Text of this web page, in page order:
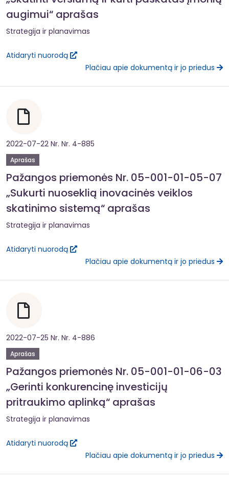
augimui“ aprašas
Strategija ir planavimas
Atidaryti nuorodą
Plačiau apie dokumentą ir jo priedus
2022-07-22 Nr. Nr. 4-885
Aprašas
Pažangos priemonės Nr. 05-001-01-05-07
„Sukurti nuoseklią inovacinės veiklos
skatinimo sistemą“ aprašas
Strategija ir planavimas
Atidaryti nuorodą
Plačiau apie dokumentą ir jo priedus
2022-07-25 Nr. Nr. 4-886
Aprašas
Pažangos priemonės Nr. 05-001-01-06-03
„Gerinti konkurencinę investicijų
pritraukimo aplinką“ aprašas
Strategija ir planavimas
Atidaryti nuorodą
Plačiau apie dokumentą ir jo priedus